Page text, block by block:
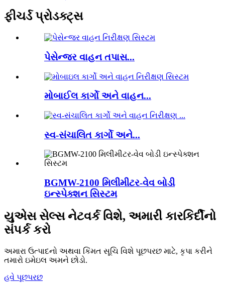
ફીચર્ડ પ્રોડક્ટ્સ
પેસેન્જર વાહન તપાસ...
મોબાઈલ કાર્ગો અને વાહન...
સ્વ-સંચાલિત કાર્ગો અને...
BGMW-2100 મિલીમીટર-વેવ બોડી
ઇન્સ્પેક્શન સિસ્ટમ
યુએસ સેલ્સ નેટવર્ક વિશે, અમારી કારકિર્દીનો
સંપર્ક કરો
અમારા ઉત્પાદનો અથવા કિંમત સૂચિ વિશે પૂછપરછ માટે, કૃપા કરીને
તમારો ઇમેઇલ અમને છોડો.
હવે પૂછપરછ